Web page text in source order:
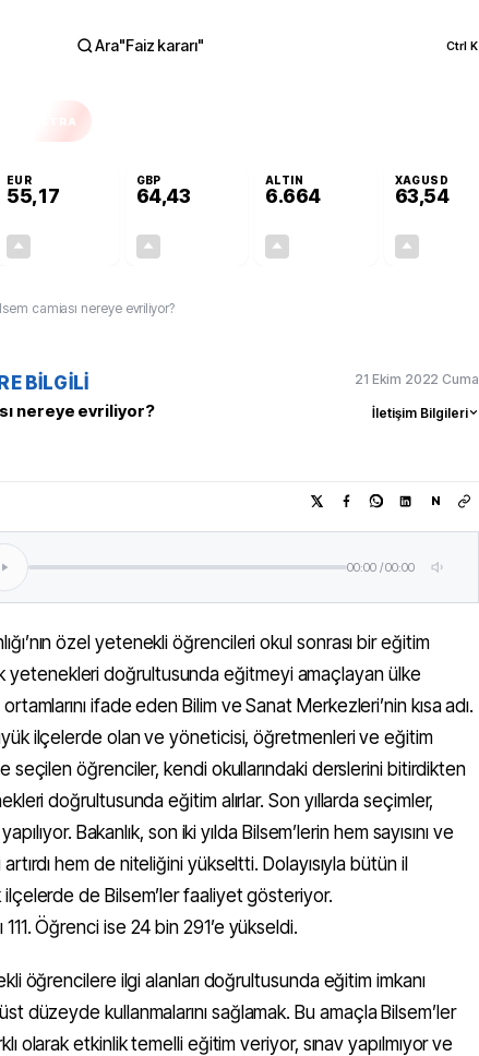
Ara"Faiz kararı" Ctrl K
EKSTRA
EUR
55,17
GBP
64,43
ALTIN
6.664
XAGUSD
63,54
camiası nereye evriliyor?
BİLGİLİ
nereye evriliyor?
21 Ekim 2022 Cuma
İletişim Bilgileri
N
00:00/00:00
özel yetenekli öğrencileri okul sonrası bir eğitim
yetenekleri doğrultusunda eğitmeyi amaçlayan ülke
ifade eden Bilim ve Sanat Merkezleri’nin kısa adı.
ilçelerde olan ve yöneticisi, öğretmenleri ve eğitim
seçilen öğrenciler, kendi okullarındaki derslerini bitirdikten
doğrultusunda eğitim alırlar. Son yıllarda seçimler,
Bakanlık, son iki yılda Bilsem’lerin hem sayısını ve
hem de niteliğini yükseltti. Dolayısıyla bütün il
de Bilsem’ler faaliyet gösteriyor.
Öğrenci ise 24 bin 291’e yükseldi.
öğrencilere ilgi alanları doğrultusunda eğitim imkanı
düzeyde kullanmalarını sağlamak. Bu amaçla Bilsem’ler
olarak etkinlik temelli eğitim veriyor, sınav yapılmıyor ve